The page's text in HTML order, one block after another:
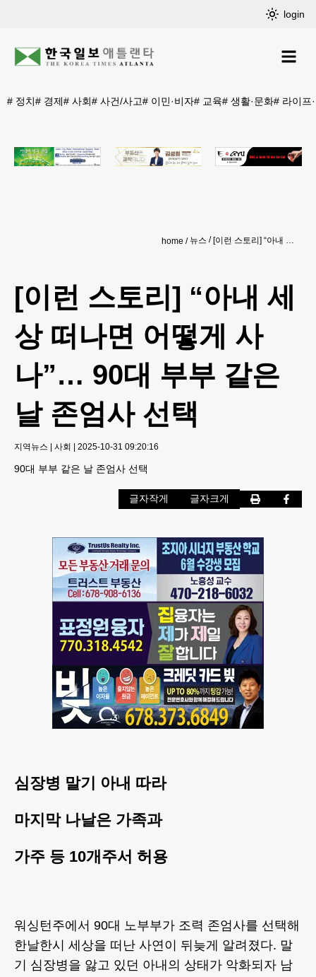
login
# 정치# 경제# 사회# 사건/사고# 이민·비자# 교육# 생활·문화# 라이프
home 뉴스 [이런 스토리] “아내 세상 떠나면 어떻게 사나”… 90대 부부 같은 날 존엄사 선택
[이런 스토리] “아내 세
상 떠나면 어떻게 사
나”… 90대 부부 같은
날 존엄사 선택
지역뉴스 | 사회 | 2025-10-31 09:20:16
90대 부부 같은 날 존엄사 선택
글자작게 글자크게
심장병 말기 아내 따라
마지막 나날은 가족과
가주 등 10개주서 허용
워싱턴주에서 90대 노부부가 조력 존엄사를 선택해
한날한시 세상을 떠난 사연이 뒤늦게 알려졌다. 말
기 심장병을 앓고 있던 아내의 상태가 악화되자 남